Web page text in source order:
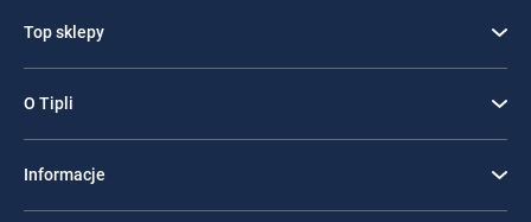
Top sklepy
O Tipli
Informacje